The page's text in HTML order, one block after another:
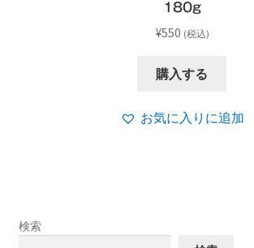
180g
¥550 (税込)
購入する
お気に入りに追加
検索